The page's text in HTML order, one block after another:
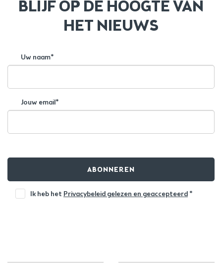
BLIJF OP DE HOOGTE VAN
HET NIEUWS
Uw naam*
Jouw email*
ABONNEREN
Ik heb het Privacybeleid gelezen en geaccepteerd *